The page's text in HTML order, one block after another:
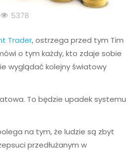
5378
Trader, ostrzega przed tym Tim
o tym każdy, kto zdaje sobie
wyglądać kolejny światowy
To będzie upadek systemu
na tym, że ludzie są zbyt
przedłużanym w